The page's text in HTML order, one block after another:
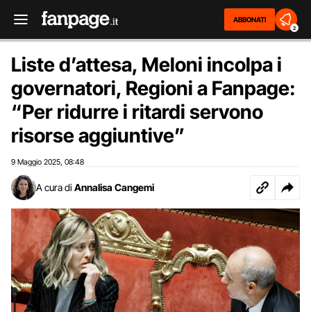
ABBONATI
2
Liste d’attesa, Meloni incolpa i
governatori, Regioni a Fanpage:
“Per ridurre i ritardi servono
risorse aggiuntive”
9 Maggio 2025 08:48
A cura di Annalisa Cangemi